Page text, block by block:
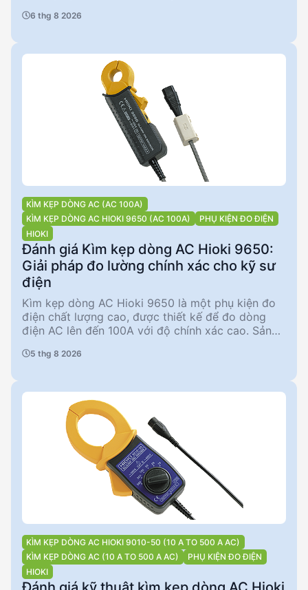
biên độ ±1,5%, sản phẩm này đáp ứng tốt các yêu
điện do thiếu độ chính xác giai đoạn.
6 thg 8 2026
KÌM KẸP DÒNG AC (AC 100A)
KÌM KẸP DÒNG AC HIOKI 9650 (AC 100A)
PHỤ KIỆN ĐO ĐIỆN
HIOKI
Đánh giá Kìm kẹp dòng AC Hioki 9650:
Giải pháp đo lường chính xác cho kỹ sư
điện
Kìm kẹp dòng AC Hioki 9650 là một phụ kiện đo
điện chất lượng cao, được thiết kế để đo dòng
điện AC lên đến 100A với độ chính xác cao. Sản
quản lý kỹ thuật cần một công cụ đáng tin cậy để
130A và độ chính xác biên độ ±1,5%, Hioki 9650
mang lại sự tin cậy và hiệu quả trong các ứng
dụng thực tế.
5 thg 8 2026
KÌM KẸP DÒNG AC HIOKI 9010-50 (10 A TO 500 A AC)
KÌM KẸP DÒNG AC (10 A TO 500 A AC)
PHỤ KIỆN ĐO ĐIỆN
HIOKI